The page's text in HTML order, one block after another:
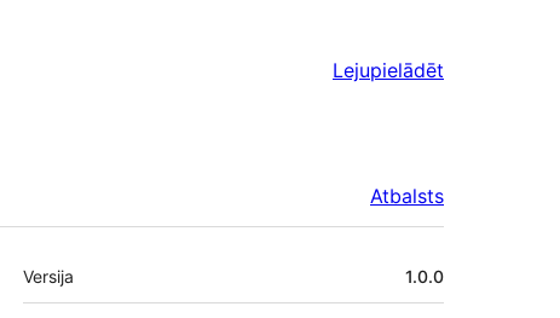
Lejupielādēt
Atbalsts
Meta
Versija 1.0.0